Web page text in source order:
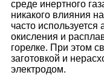
среде инертного
никакого влияния
часто
окисления и
горелке. При этом
заготовкой и
электродом.